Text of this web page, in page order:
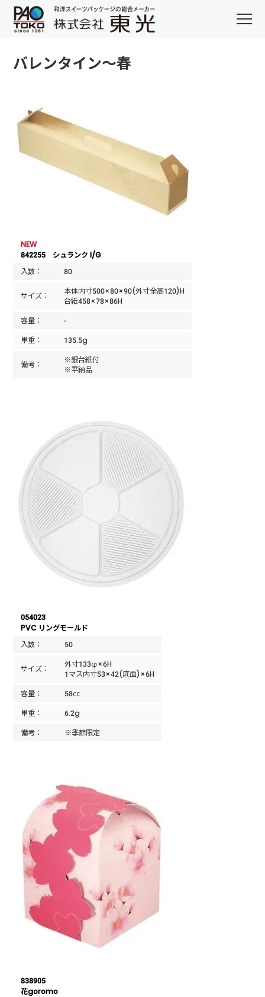
バレンタイン～春
NEW
842255 シュランク I/G
入数：
80
サイズ：
本体内寸500×80×90(外寸全高120)H
台紙458×78×86H
容量：
-
単重：
135.5g
備考：
※銀台紙付
※平納品
054023
PVC リングモールド
入数：
50
サイズ：
外寸133φ×6H
1マス内寸53×42(底面)×6H
容量：
58㏄
単重：
6.2g
備考：
※季節限定
838905
花goromo